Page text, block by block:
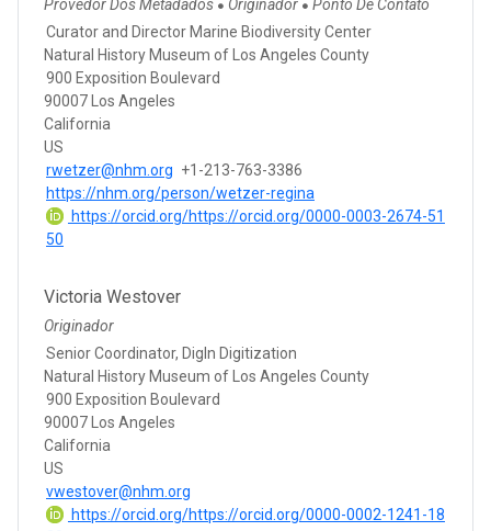
Provedor Dos Metadados ● Originador ● Ponto De Contato
Curator and Director Marine Biodiversity Center
Natural History Museum of Los Angeles County
900 Exposition Boulevard
90007 Los Angeles
California
US
rwetzer@nhm.org +1-213-763-3386
https://nhm.org/person/wetzer-regina
https://orcid.org/https://orcid.org/0000-0003-2674-51
50
Victoria Westover
Originador
Senior Coordinator, DigIn Digitization
Natural History Museum of Los Angeles County
900 Exposition Boulevard
90007 Los Angeles
California
US
vwestover@nhm.org
https://orcid.org/https://orcid.org/0000-0002-1241-18